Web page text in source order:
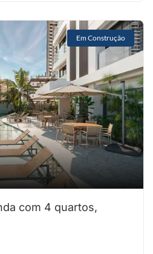
Em Construção
com 4 quartos,